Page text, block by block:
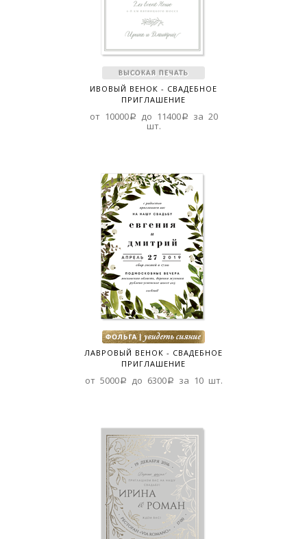
ИВОВЫЙ ВЕНОК - СВАДЕБНОЕ
ПРИГЛАШЕНИЕ
от 10000a до 11400a за 20
шт.
ЛАВРОВЫЙ ВЕНОК - СВАДЕБНОЕ
ПРИГЛАШЕНИЕ
от 5000a до 6300a за 10 шт.